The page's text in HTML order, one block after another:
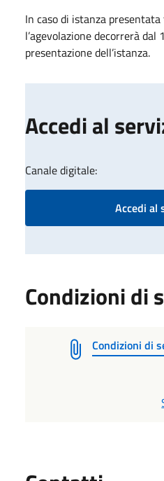
In caso di istanza
l’agevolazione decorrerà dal
presentazione dell’istanza.
Accedi al
Canale digitale:
Accedi al
Condizioni di
Condizioni di